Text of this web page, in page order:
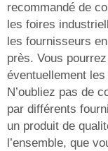
recommandé de
les foires
les fournisseurs
près. Vous
éventuellement
N’oubliez pas de
par différents
un produit de
l’ensemble, que